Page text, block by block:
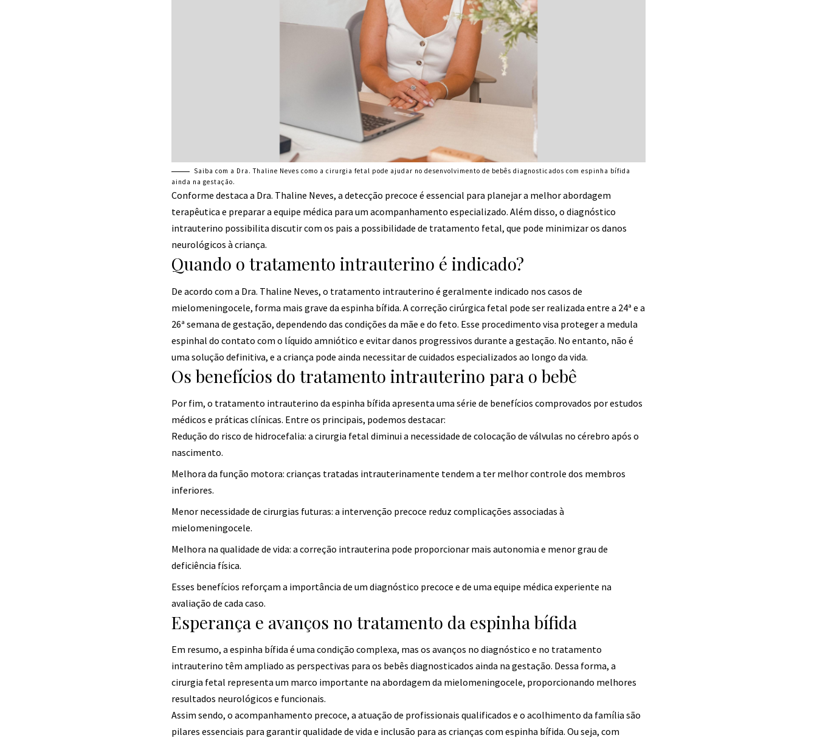
Saiba com a Dra. Thaline Neves como a cirurgia fetal pode ajudar no desenvolvimento de bebês diagnosticados com espinha bífida
ainda na gestação.
Conforme destaca a Dra. Thaline Neves, a detecção precoce é essencial para planejar a melhor abordagem
terapêutica e preparar a equipe médica para um acompanhamento especializado. Além disso, o diagnóstico
intrauterino possibilita discutir com os pais a possibilidade de tratamento fetal, que pode minimizar os danos
neurológicos à criança.
Quando o tratamento intrauterino é indicado?
De acordo com a Dra. Thaline Neves, o tratamento intrauterino é geralmente indicado nos casos de
mielomeningocele, forma mais grave da espinha bífida. A correção cirúrgica fetal pode ser realizada entre a 24ª e a
26ª semana de gestação, dependendo das condições da mãe e do feto. Esse procedimento visa proteger a medula
espinhal do contato com o líquido amniótico e evitar danos progressivos durante a gestação. No entanto, não é
uma solução definitiva, e a criança pode ainda necessitar de cuidados especializados ao longo da vida.
Os benefícios do tratamento intrauterino para o bebê
Por fim, o tratamento intrauterino da espinha bífida apresenta uma série de benefícios comprovados por estudos
médicos e práticas clínicas. Entre os principais, podemos destacar:
Redução do risco de hidrocefalia: a cirurgia fetal diminui a necessidade de colocação de válvulas no cérebro após o
nascimento.
Melhora da função motora: crianças tratadas intrauterinamente tendem a ter melhor controle dos membros
inferiores.
Menor necessidade de cirurgias futuras: a intervenção precoce reduz complicações associadas à
mielomeningocele.
Melhora na qualidade de vida: a correção intrauterina pode proporcionar mais autonomia e menor grau de
deficiência física.
Esses benefícios reforçam a importância de um diagnóstico precoce e de uma equipe médica experiente na
avaliação de cada caso.
Esperança e avanços no tratamento da espinha bífida
Em resumo, a espinha bífida é uma condição complexa, mas os avanços no diagnóstico e no tratamento
intrauterino têm ampliado as perspectivas para os bebês diagnosticados ainda na gestação. Dessa forma, a
cirurgia fetal representa um marco importante na abordagem da mielomeningocele, proporcionando melhores
resultados neurológicos e funcionais.
Assim sendo, o acompanhamento precoce, a atuação de profissionais qualificados e o acolhimento da família são
pilares essenciais para garantir qualidade de vida e inclusão para as crianças com espinha bífida. Ou seja, com